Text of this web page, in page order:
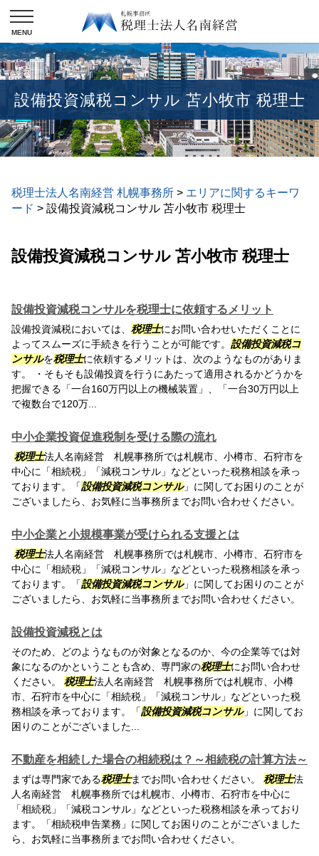
設備投資減税コンサル 苫小牧市 税理士
税理士法人名南経営 札幌事務所 > エリアに関するキーワ
ード > 設備投資減税コンサル 苫小牧市 税理士
設備投資減税コンサル 苫小牧市 税理士
設備投資減税コンサルを税理士に依頼するメリット
設備投資減税においては、 税理士にお問い合わせいただくことに
よってスムーズに手続きを行うことが可能です。 設備投資減税コ
ンサルを税理士に依頼するメリットは、次のようなものがありま
す。 ・そもそも設備投資を行うにあたって適用されるかどうかを
把握できる「一台160万円以上の機械装置」、「一台30万円以上
で複数台で120万...
中小企業投資促進税制を受ける際の流れ
税理士法人名南経営 札幌事務所では札幌市、小樽市、石狩市を
中心に「相続税」「減税コンサル」などといった税務相談を承っ
ております。「設備投資減税コンサル」に関してお困りのことが
ございましたら、お気軽に当事務所までお問い合わせください。
中小企業と小規模事業が受けられる支援とは
税理士法人名南経営 札幌事務所では札幌市、小樽市、石狩市を
中心に「相続税」「減税コンサル」などといった税務相談を承っ
ております。「設備投資減税コンサル」に関してお困りのことが
ございましたら、お気軽に当事務所までお問い合わせください。
設備投資減税とは
そのため、どのようなものが対象となるのか、今の企業等では対
象になるのかということも含め、専門家の税理士にお問い合わせ
ください。 税理士法人名南経営 札幌事務所では札幌市、小樽
市、石狩市を中心に「相続税」「減税コンサル」などといった税
務相談を承っております。「設備投資減税コンサル」に関してお
困りのことがございました...
不動産を相続した場合の相続税は？～相続税の計算方法～
まずは専門家である税理士までお問い合わせください。 税理士法
人名南経営 札幌事務所では札幌市、小樽市、石狩市を中心に
「相続税」「減税コンサル」などといった税務相談を承っており
ます。「相続税申告業務」に関してお困りのことがございました
ら、お気軽に当事務所までお問い合わせください。